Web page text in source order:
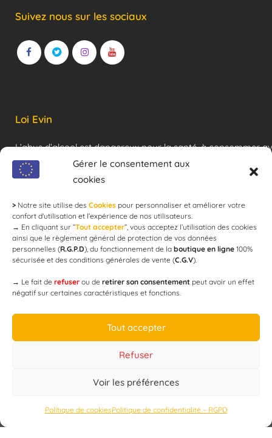
Gérer le consentement aux
cookies
> Notre site utilise des Cookies pour personnaliser et améliorer votre
confort d'utilisation et l’expérience de nos utilisateurs.
→ En cliquant sur ”Tout accepter”, vous acceptez l’utilisation des cookies
ainsi que le règlement général de protection de vos données
personnelles (R.G.P.D), du fonctionnement de la boutique en ligne 100%
sécurisée et des conditions générales de vente (C.G.V).
→ Le fait de refuser ou de retirer son consentement peut avoir un effet
négatif sur certaines caractéristiques et fonctions.
Tout accepter
Refuser
Voir les préférences
Politique de cookiesPolitique de confidentialité – RGPD
Suivez nous sur les sociaux
Loi Evin
L’abus d’alcool est dangereux pour la santé, à consommer
modération !
Newsletter
email
Designed byWEB3-DESIGN
CopyrightCAP’C2019